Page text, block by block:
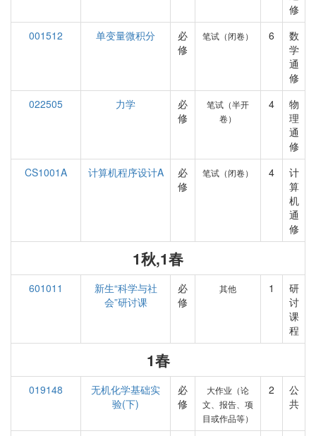
修
001512
单变量微积分
必
修
笔试（闭卷） 6
数
学
通
修
022505
力学
必
修
笔试（半开
卷）
4
物
理
通
修
CS1001A
计算机程序设计A
必
修
笔试（闭卷） 4
计
算
机
通
修
1秋,1春
601011
新生“科学与社
会”研讨课
必
修
其他 1
研
讨
课
程
1春
019148
无机化学基础实
验(下)
必
修
大作业（论
文、报告、项
目或作品等）
2
公
共